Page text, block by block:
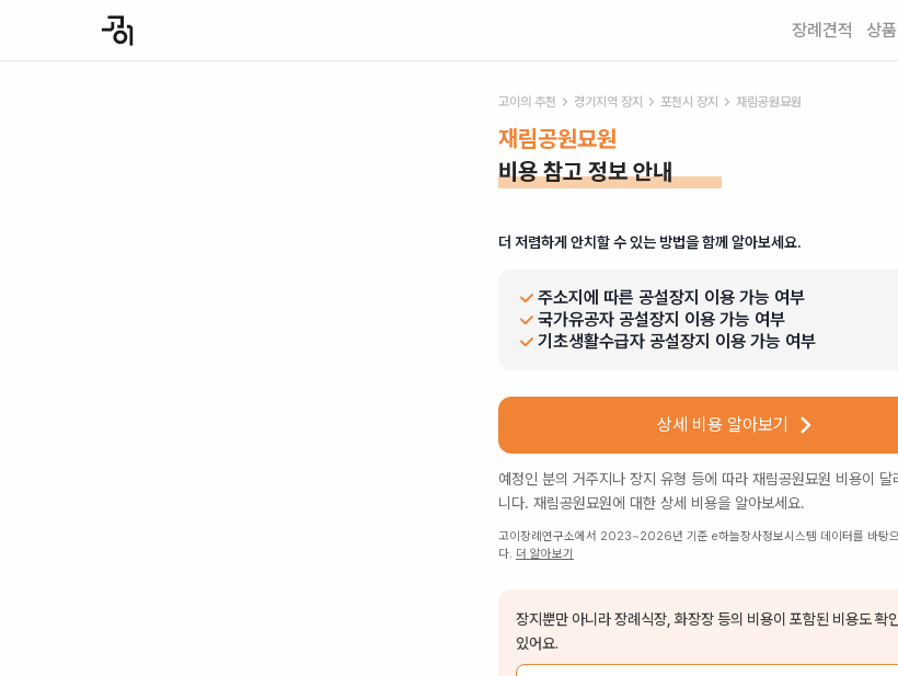
장례견적 상
고이의 추천 경기 지역 장지 포천시 장지 재림공원묘원
재림공원묘원
비용 참고 정보 안내
더 저렴하게 안치할 수 있는 방법을 함께 알아보세요.
주소지에 따른 공설장지 이용 가능 여부
국가유공자 공설장지 이용 가능 여부
기초생활수급자 공설장지 이용 가능 여부
상세 비용 알아보기
예정인 분의 거주지나 장지 유형 등에 따라 재림공원묘원 비용이 달
니다. 재림공원묘원에 대한 상세 비용을 알아보세요.
고이장례연구소에서 2023~2026년 기준 e하늘장사정보시스템 데이터를 바탕
다. 더 알아보기
장지뿐만 아니라 장례식장, 화장장 등의 비용이 포함된 비용도 확
있어요.